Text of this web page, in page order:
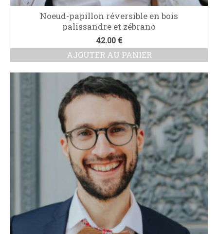
Noeud-papillon réversible en bois
palissandre et zébrano
42.00 €
AJOUTER AU PANIER